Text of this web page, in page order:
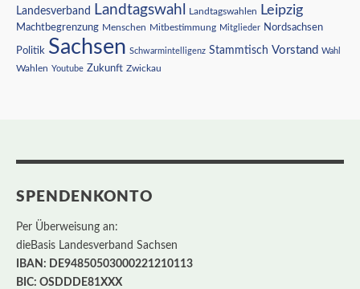
Landesverband Landtagswahl Landtagswahlen Leipzig
Machtbegrenzung Menschen Mitbestimmung Mitglieder Nordsachsen
Politik Sachsen Schwarmintelligenz Stammtisch Vorstand Wahl
Wahlen Youtube Zukunft Zwickau
SPENDENKONTO
Per Überweisung an:
dieBasis Landesverband Sachsen
IBAN: DE94850503000221210113
BIC: OSDDDE81XXX